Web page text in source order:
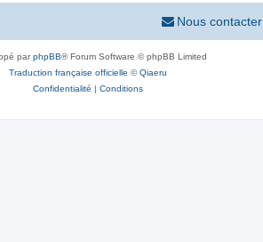
Nous contacter
parphpBB® Forum Software © phpBB Limited
Traduction française officielle ©Qiaeru
Confidentialité | Conditions